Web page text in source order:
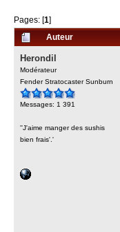
Pages: [1]
Auteur
Herondil
Modérateur
Fender Stratocaster Sunburn
Messages: 1 391
''J'aime manger des sushis
bien frais'.'